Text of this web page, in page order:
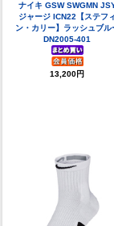
ナイキ GSW SWGMN
ジャージ ICN22【ステフ
ン・カリー】ラッシュブル
DN2005-401
13,200円